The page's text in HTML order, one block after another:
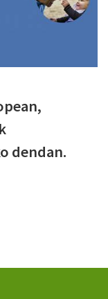
dendan.